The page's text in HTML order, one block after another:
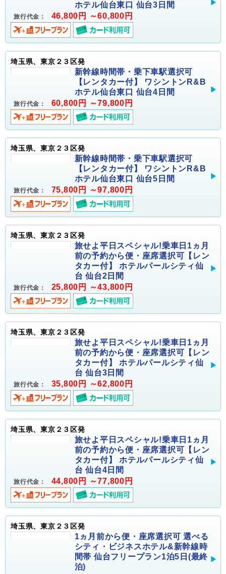
ホテル仙台東口 仙台3日間
旅行代金： 46,800円 ～60,800円
埼玉県、東京２３区発
新幹線時間帯・乗下車駅選択可
【レンタカー付】 ワシントンR&B
ホテル仙台東口 仙台4日間
旅行代金： 60,800円 ～79,800円
埼玉県、東京２３区発
新幹線時間帯・乗下車駅選択可
【レンタカー付】 ワシントンR&B
ホテル仙台東口 仙台5日間
旅行代金： 75,800円 ～97,800円
埼玉県、東京２３区発
旅せよ平日スペシャル!乗車日1ヵ月
前の予約から便・座席選択可【レン
タカー付】 ホテルパールシティ仙
台 仙台2日間
旅行代金： 25,800円 ～43,800円
埼玉県、東京２３区発
旅せよ平日スペシャル!乗車日1ヵ月
前の予約から便・座席選択可【レン
タカー付】 ホテルパールシティ仙
台 仙台3日間
旅行代金： 35,800円 ～62,800円
埼玉県、東京２３区発
旅せよ平日スペシャル!乗車日1ヵ月
前の予約から便・座席選択可【レン
タカー付】 ホテルパールシティ仙
台 仙台4日間
旅行代金： 44,800円 ～77,800円
埼玉県、東京２３区発
1ヵ月前から便・座席選択可 選べる
シティ・ビジネスホテル&新幹線時
間帯 仙台フリープラン1泊5日(最終
泊)